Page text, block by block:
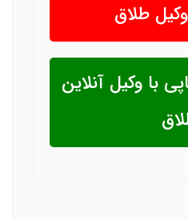
طلاق
با وکیل آنلاین